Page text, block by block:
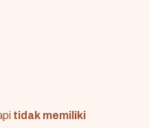
tidak memiliki